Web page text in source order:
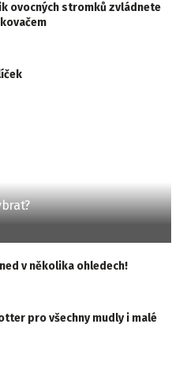
ovocných stromků zvládnete
v několika ohledech!
pro všechny mudly i malé